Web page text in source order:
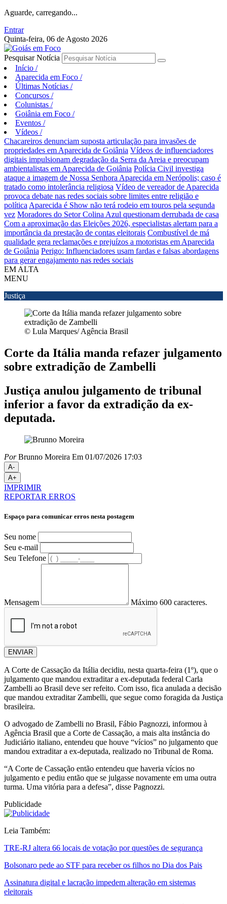
Aguarde, carregando...
Entrar
Quinta-feira, 06 de Agosto 2026
Pesquisar Notícia
Início /
Aparecida em Foco /
Últimas Notícias /
Concursos /
Colunistas /
Goiânia em Foco /
Eventos /
Vídeos /
Chacareiros denunciam suposta articulação para invasões de
propriedades em Aparecida de Goiânia Vídeos de influenciadores
digitais impulsionam degradação da Serra da Areia e preocupam
ambientalistas em Aparecida de Goiânia Polícia Civil investiga
ataque a imagem de Nossa Senhora Aparecida em Nerópolis; caso é
tratado como intolerância religiosa Vídeo de vereador de Aparecida
provoca debate nas redes sociais sobre limites entre religião e
política Aparecida é Show não terá rodeio em touros pela segunda
vez Moradores do Setor Colina Azul questionam derrubada de casa
Com a aproximação das Eleições 2026, especialistas alertam para a
importância da prestação de contas eleitorais Combustível de má
qualidade gera reclamações e prejuízos a motoristas em Aparecida
de Goiânia Perigo: Influenciadores usam fardas e falsas abordagens
para gerar engajamento nas redes sociais
EM ALTA
MENU
Justiça
© Lula Marques/ Agência Brasil
Corte da Itália manda refazer julgamento
sobre extradição de Zambelli
Justiça anulou julgamento de tribunal
inferior a favor da extradição da ex-
deputada.
PorBrunno Moreira Em 01/07/2026 17:03
A-
A+
IMPRIMIR
REPORTAR ERROS
Espaço para comunicar erros nesta postagem
Seu nome
Seu e-mail
Seu Telefone
Mensagem Máximo 600 caracteres.
ENVIAR
A Corte de Cassação da Itália decidiu, nesta quarta-feira (1º), que o
julgamento que mandou extraditar a ex-deputada federal Carla
Zambelli ao Brasil deve ser refeito. Com isso, fica anulada a decisão
que mandou extraditar Zambelli, que segue como foragida da Justiça
brasileira.
O advogado de Zambelli no Brasil, Fábio Pagnozzi, informou à
Agência Brasil que a Corte de Cassação, a mais alta instância do
Judiciário italiano, entendeu que houve “vícios” no julgamento que
mandou extraditar a ex-deputada, realizado no Tribunal de Roma.
“A Corte de Cassação então entendeu que haveria vícios no
julgamento e pediu então que se julgasse novamente em uma outra
turma. Uma vitória para a defesa”, disse Pagnozzi.
Publicidade
Leia Também:
TRE-RJ altera 66 locais de votação por questões de segurança
Bolsonaro pede ao STF para receber os filhos no Dia dos Pais
Assinatura digital e lacração impedem alteração em sistemas
eleitorais